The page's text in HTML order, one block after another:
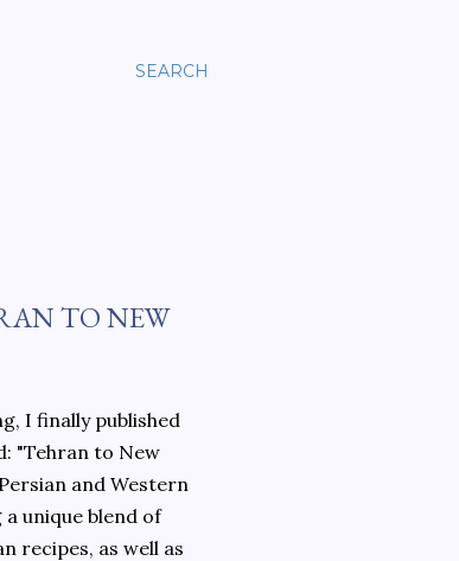
SEARCH
TO NEW
I finally published
"Tehran to New
and Western
unique blend of
recipes, as well as